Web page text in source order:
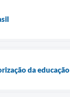
da educação